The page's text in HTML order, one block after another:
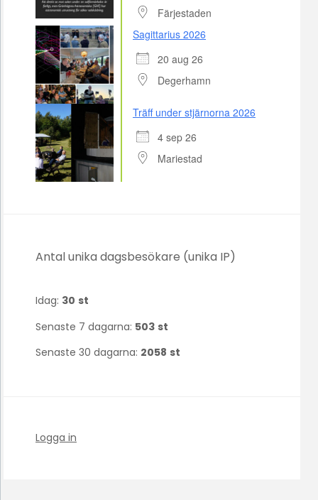
Färjestaden
Sagittarius 2026
20 aug 26
Degerhamn
Träff under stjärnorna 2026
4 sep 26
Mariestad
Antal unika dagsbesökare (unika IP)
Idag: 30 st
Senaste 7 dagarna: 503 st
Senaste 30 dagarna: 2058 st
Logga in